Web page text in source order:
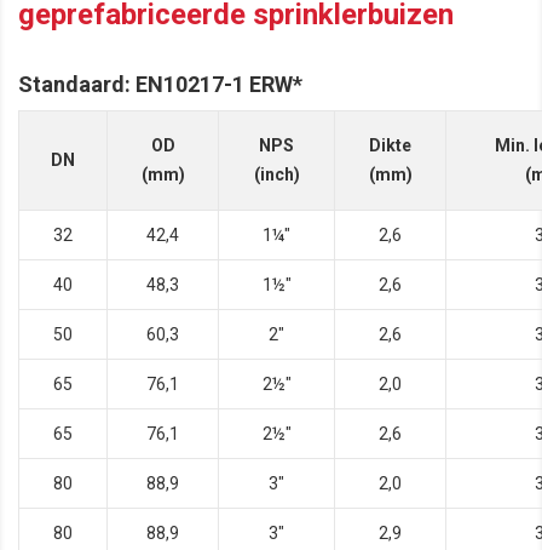
geprefabriceerde sprinklerbuizen
Standaard: EN10217-1 ERW*
DN
OD
(mm)
NPS
(inch)
Dikte
(mm)
Min.
32 42,4 1¼" 2,6
40 48,3 1½" 2,6
50 60,3 2" 2,6
65 76,1 2½" 2,0
65 76,1 2½" 2,6
80 88,9 3" 2,0
80 88,9 3" 2,9